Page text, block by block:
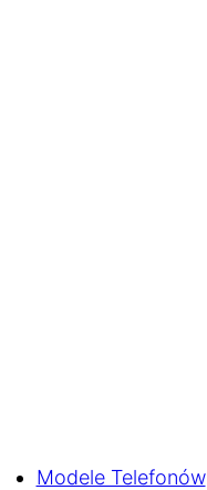
Modele Telefonów